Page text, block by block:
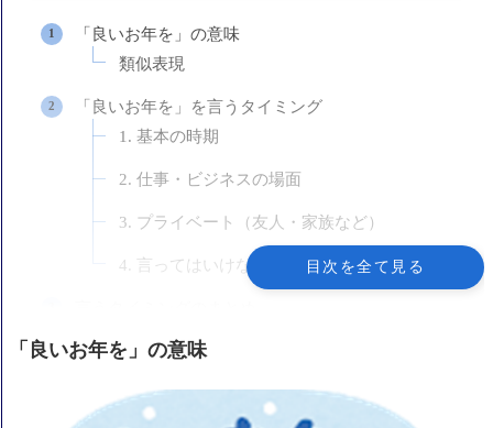
目次を全て見る
「良いお年を」の意味
類似表現
「良いお年を」を言うタイミング
1. 基本の時期
2. 仕事・ビジネスの場面
3. プライベート（友人・家族など）
4. 言ってはいけない時期
基本的な英語表現
2. 少しカジュアルに
「良いお年を」の意味